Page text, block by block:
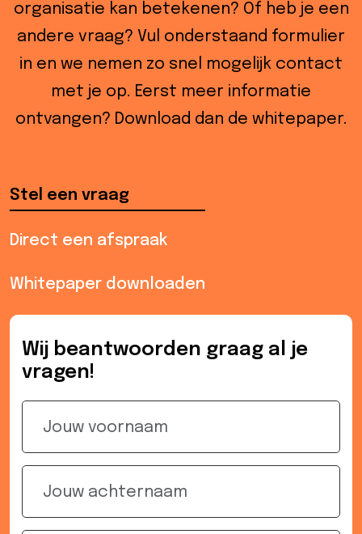
organisatie kan betekenen? Of heb je een
andere vraag? Vul onderstaand formulier
in en we nemen zo snel mogelijk contact
met je op. Eerst meer informatie
ontvangen? Download dan de whitepaper.
Stel een vraag
Direct een afspraak
Whitepaper downloaden
Wij beantwoorden graag al je
vragen!